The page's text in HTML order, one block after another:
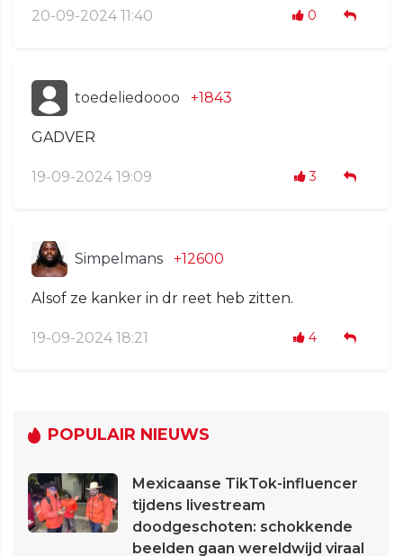
20-09-2024 11:40 0
toedeliedoooo +1843
GADVER
19-09-2024 19:09 3
Simpelmans +12600
Alsof ze kanker in dr reet heb zitten.
19-09-2024 18:21 4
POPULAIR NIEUWS
Mexicaanse TikTok-influencer
tijdens livestream
doodgeschoten: schokkende
beelden gaan wereldwijd viraal